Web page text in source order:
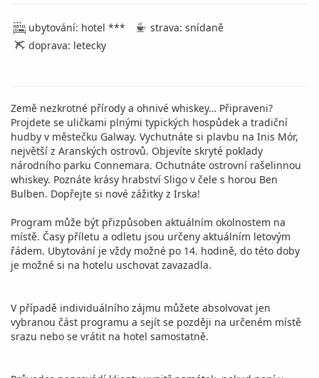
ubytování: hotel ***
strava: snídaně
doprava: letecky
Země nezkrotné přírody a ohnivé whiskey… Připraveni?
Projdete se uličkami plnými typických hospůdek a tradiční
hudby v městečku Galway. Vychutnáte si plavbu na Inis Mór,
největší z Aranských ostrovů. Objevíte skryté poklady
národního parku Connemara. Ochutnáte ostrovní rašelinnou
whiskey. Poznáte krásy hrabství Sligo v čele s horou Ben
Bulben. Dopřejte si nové zážitky z Irska!
Program může být přizpůsoben aktuálním okolnostem na
místě. Časy příletu a odletu jsou určeny aktuálním letovým
řádem. Ubytování je vždy možné po 14. hodině, do této doby
je možné si na hotelu uschovat zavazadla.
V případě individuálního zájmu můžete absolvovat jen
vybranou část programu a sejít se později na určeném místě
srazu nebo se vrátit na hotel samostatně.